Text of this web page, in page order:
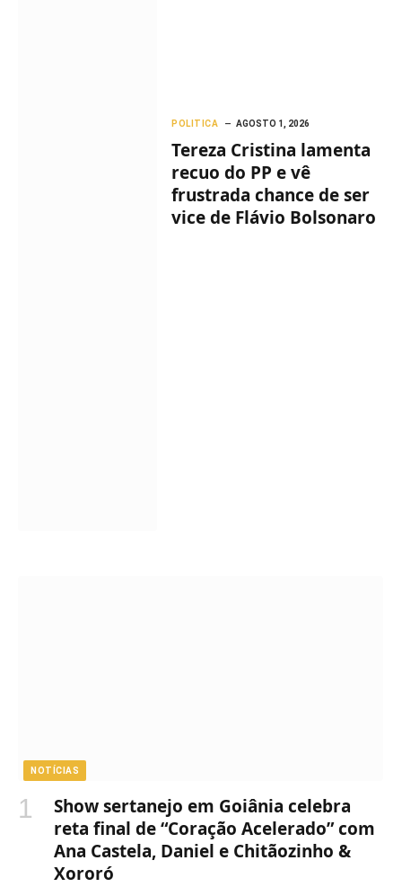
POLITICA AGOSTO 1, 2026
Tereza Cristina lamenta
recuo do PP e vê
frustrada chance de ser
vice de Flávio Bolsonaro
NOTÍCIAS
Show sertanejo em Goiânia celebra
reta final de “Coração Acelerado” com
Ana Castela, Daniel e Chitãozinho &
Xororó